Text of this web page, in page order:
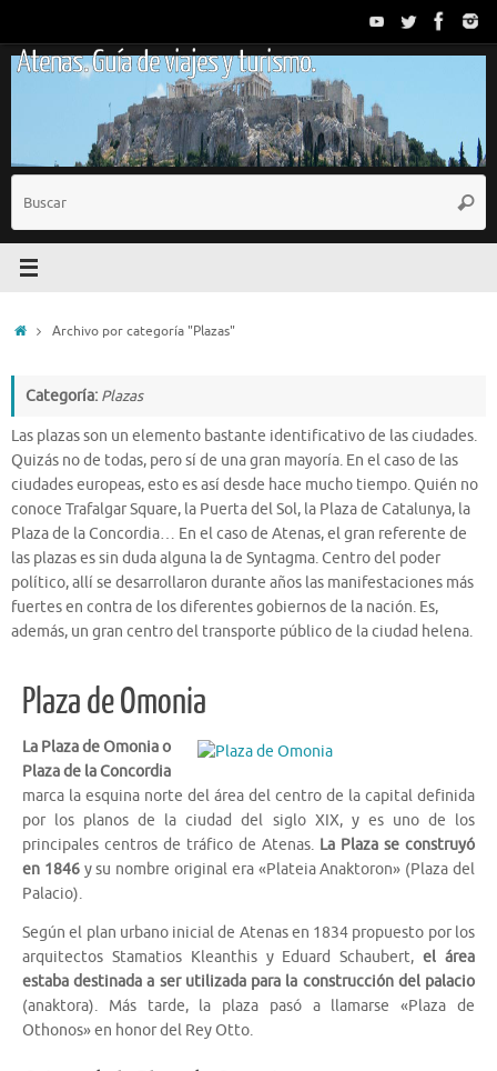
contenido
Atenas. Guía de viajes y turismo.
InicioArchivo por categoría "Plazas"
Categoría: Plazas
Las plazas son un elemento bastante identificativo de las ciudades.
Quizás no de todas, pero sí de una gran mayoría. En el caso de las
ciudades europeas, esto es así desde hace mucho tiempo. Quién no
conoce Trafalgar Square, la Puerta del Sol, la Plaza de Catalunya, la
Plaza de la Concordia… En el caso de Atenas, el gran referente de
las plazas es sin duda alguna la de Syntagma. Centro del poder
político, allí se desarrollaron durante años las manifestaciones más
fuertes en contra de los diferentes gobiernos de la nación. Es,
además, un gran centro del transporte público de la ciudad helena.
Plaza de Omonia
La Plaza de Omonia o
Plaza de la Concordia
marca la esquina norte del área del centro de la capital definida
por los planos de la ciudad del siglo XIX, y es uno de los
principales centros de tráfico de Atenas. La Plaza se construyó
en 1846y su nombre original era «Plateia Anaktoron» (Plaza del
Palacio).
Según el plan urbano inicial de Atenas en 1834 propuesto por los
arquitectos Stamatios Kleanthis y Eduard Schaubert, el área
estaba destinada a ser utilizada para la construcción del palacio
(anaktora). Más tarde, la plaza pasó a llamarse «Plaza de
Othonos» en honor del Rey Otto.